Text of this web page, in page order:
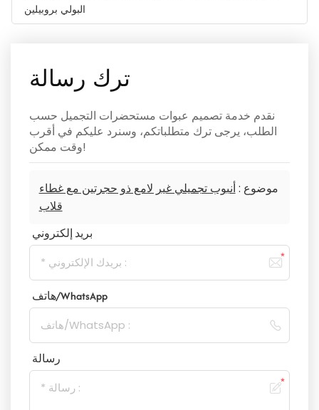
البولي بروبيلين
ترك رسالة
نقدم خدمة تصميم عبوات مستحضرات التجميل حسب
الطلب، يرجى ترك متطلباتكم، وسنرد عليكم في أقرب
وقت ممكن!
موضوع :أنبوب تجميلي غير لامع ذو حجرتين مع غطاء
قلاب
بريد إلكتروني
هاتف/WhatsApp
رسالة